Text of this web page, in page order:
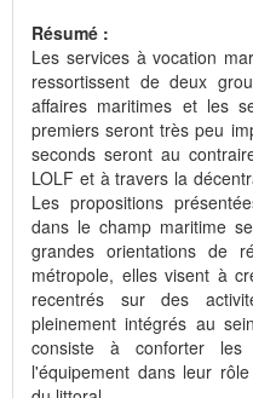
Résumé :
Les services à vocation
ressortissent de deux
affaires maritimes et les
premiers seront très peu
seconds seront au
LOLF et à travers la
Les propositions
dans le champ maritime
grandes orientations de
métropole, elles visent à
recentrés sur des
pleinement intégrés au
consiste à conforter les
l'équipement dans leur